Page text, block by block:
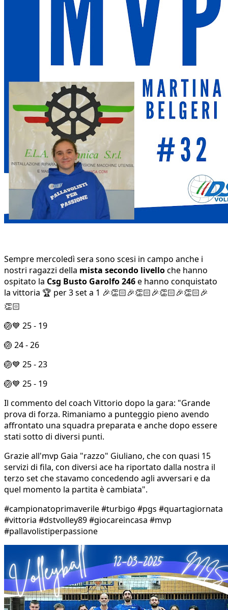
Sempre mercoledì sera sono scesi in campo anche i
nostri ragazzi della mista secondo livelloche hanno
ospitato la Csg Busto Garolfo 246e hanno conquistato
la vittoria 🏆 per 3 set a 1 🎉👏🏻🎉👏🏻🎉👏🏻🎉👏🏻🎉
👏🏻
🏐💙 25 - 19
🏐 24 - 26
🏐💙 25 - 23
🏐💙 25 - 19
Il commento del coach Vittorio dopo la gara: "Grande
prova di forza. Rimaniamo a punteggio pieno avendo
affrontato una squadra preparata e anche dopo essere
stati sotto di diversi punti.
Grazie all'mvp Gaia "razzo" Giuliano, che con quasi 15
servizi di fila, con diversi ace ha riportato dalla nostra il
terzo set che stavamo concedendo agli avversari e da
quel momento la partita è cambiata".
#campionatoprimaverile #turbigo #pgs #quartagiornata
#vittoria #dstvolley89 #giocareincasa #mvp
#pallavolistiperpassione